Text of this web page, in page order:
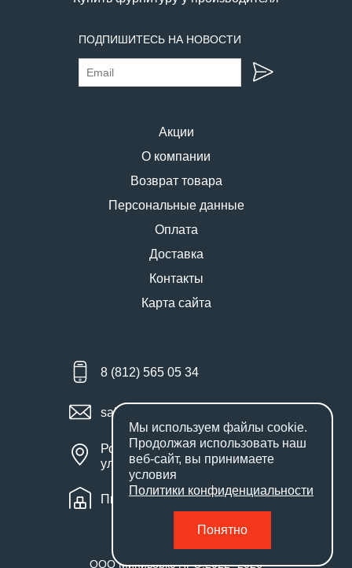
ПОДПИШИТЕСЬ НА НОВОСТИ
Акции
О компании
Возврат товара
Персональные данные
Оплата
Доставка
Контакты
Карта сайта
8 (812) 565 05 34
sales@miniworks.ru
Россия, Санкт-Петербург,
улица Маршала Новикова, 28Е
Пн – Пт: с 9:00 до 18:00
ООО Миниворкс ПРО,2022- 2026
Мы используем файлы cookie.
Продолжая использовать наш
веб-сайт, вы принимаете
условия
Политики конфиденциальности
Понятно